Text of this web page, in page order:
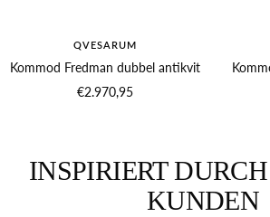
QVESARUM
Kommod Fredman dubbel antikvit
Verkaufspreis
€2.970,95
INSPIRIERT
KUNDEN